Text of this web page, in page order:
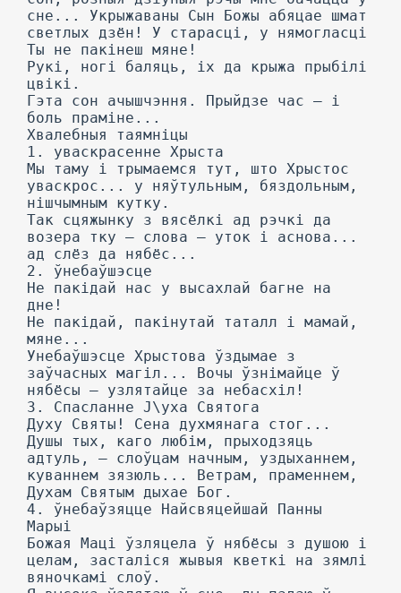
сне... Укрыжаваны Сын Божы абяцае шмат
светлых дзён! У старасці, у нямогласці
Ты не пакінеш мяне!
Рукі, ногі баляць, іх да крыжа прыбілі
цвікі.
Гэта сон ачышчэння. Прыйдзе час — і
боль праміне...
Хвалебныя таямніцы
1. уваскрасенне Хрыста
Мы таму і трымаемся тут, што Хрыстос
уваскрос... у няўтульным, бяздольным,
нішчымным кутку.
Так сцяжынку з вясёлкі ад рэчкі да
возера тку — слова — уток і аснова...
ад слёз да нябёс...
2. ўнебаўшэсце
He пакідай нас у высахлай багне на
дне!
He пакідай, пакінутай таталл і мамай,
мяне...
Унебаўшэсце Хрыстова ўздымае з
заўчасных магіл... Вочы ўзнімайце ў
нябёсы — узлятайце за небасхіл!
3. Спасланне J\yxa Святога
Духу Святы! Сена духмянага стог...
Душы тых, каго любім, прыходзяць
адтуль, — слоўцам начным, уздыханнем,
куваннем зязюль... Ветрам, праменнем,
Духам Святым дыхае Бог.
4. ўнебаўзяцце Найсвяцейшай Панны
Марыі
Божая Маці ўзляцела ў нябёсы з душою і
целам, засталіся жывыя кветкі на зямлі
вяночкамі слоў.